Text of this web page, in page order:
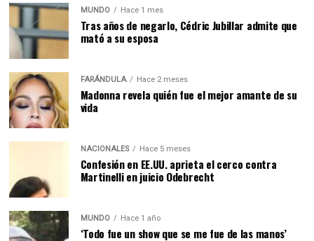
MUNDO Hace 1 mes
Tras años de negarlo, Cédric Jubillar admite que
mató a su esposa
FARÁNDULA Hace 2 meses
Madonna revela quién fue el mejor amante de su
vida
NACIONALES Hace 5 meses
Confesión en EE.UU. aprieta el cerco contra
Martinelli en juicio Odebrecht
MUNDO Hace 1 año
‘Todo fue un show que se me fue de las manos’